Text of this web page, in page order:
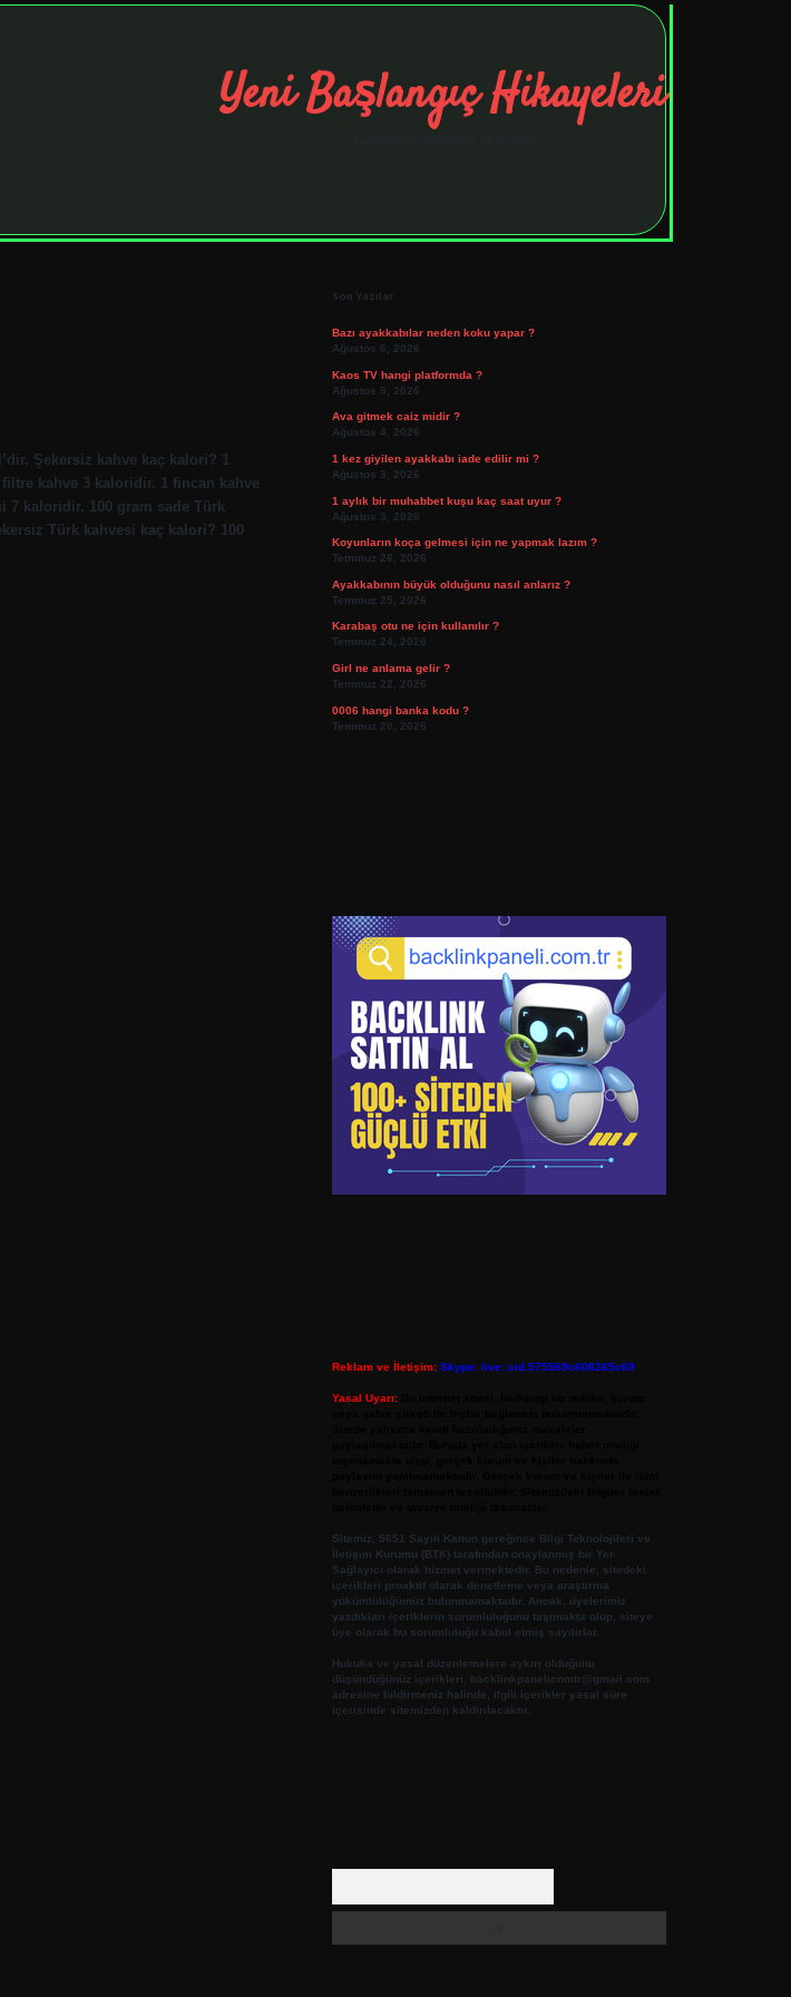
Yeni Başlangıç Hikayeleri
Şekersiz kahve kaç kalori? 1
kahve 3 kaloridir. 1 fincan kahve
7 kaloridir. 100 gram sade Türk
Türk kahvesi kaç kalori? 100
Son Yazılar
Bazı ayakkabılar neden koku yapar ?
Ağustos 6, 2026
Kaos TV hangi platformda ?
Ağustos 5, 2026
Ava gitmek caiz midir ?
Ağustos 4, 2026
1 kez giyilen ayakkabı iade edilir mi ?
Ağustos 3, 2026
1 aylık bir muhabbet kuşu kaç saat uyur ?
Ağustos 3, 2026
Koyunların koça gelmesi için ne yapmak lazım ?
Temmuz 26, 2026
Ayakkabının büyük olduğunu nasıl anlarız ?
Temmuz 25, 2026
Karabaş otu ne için kullanılır ?
Temmuz 24, 2026
Girl ne anlama gelir ?
Temmuz 22, 2026
0006 hangi banka kodu ?
Temmuz 20, 2026
Reklam ve İletişim: Skype: live:.cid.575569c608265c69
Yasal Uyarı:
Sitemiz, 5651 Sayılı Kanun gereğince Bilgi Teknolojileri ve
İletişim Kurumu (BTK) tarafından onaylanmış bir Yer
Sağlayıcı olarak hizmet vermektedir. Bu nedenle, sitedeki
içerikleri proaktif olarak denetleme veya araştırma
yükümlülüğümüz bulunmamaktadır. Ancak, üyelerimiz
yazdıkları içeriklerin sorumluluğunu taşımakta olup, siteye
üye olarak bu sorumluluğu kabul etmiş sayılırlar.
Hukuka ve yasal düzenlemelere aykırı olduğunu
düşündüğünüz içerikleri,
backlinkpanelicomtr@gmail.com
adresine bildirmeniz halinde, ilgili içerikler yasal süre
içerisinde sitemizden kaldırılacaktır.
tulipbetelexbett.net